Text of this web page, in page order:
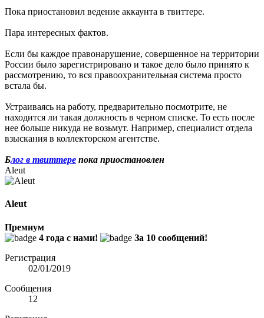
Пока приостановил ведение аккаунта в твиттере.
Пара интересных фактов.
Если бы каждое правонарушение, совершенное на территории
России было зарегистрировано и такое дело было принято к
рассмотрению, то вся правоохранительная система просто
встала бы.
Устраиваясь на работу, предварительно посмотрите, не
находится ли такая должность в черном списке. То есть после
нее больше никуда не возьмут. Например, специалист отдела
взыскания в коллекторском агентстве.
Блог в твиттере пока приостановлен
Aleut
Aleut
Премиум
4 года с нами!
За 10 сообщений!
Регистрация
02/01/2019
Сообщения
12